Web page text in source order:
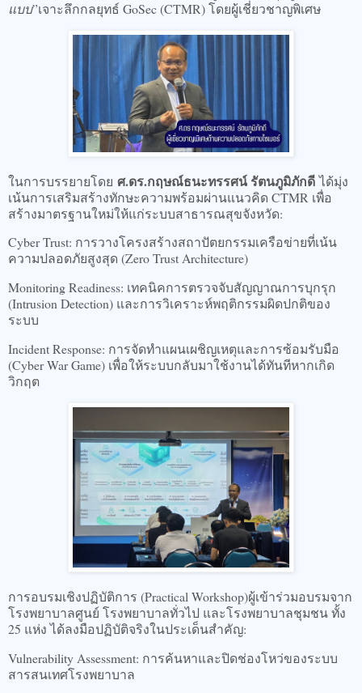
แบบ”เจาะลึกกลยุทธ์ GoSec (CTMR) โดยผู้เชี่ยวชาญพิเศษ
​ในการบรรยายโดย ศ.ดร.กฤษณ์ธนะทรรศน์ รัตนภูมิภักดีได้มุ่ง
เน้นการเสริมสร้างทักษะความพร้อมผ่านแนวคิด CTMR เพื่อ
สร้างมาตรฐานใหม่ให้แก่ระบบสาธารณสุขจังหวัด:
​Cyber Trust: การวางโครงสร้างสถาปัตยกรรมเครือข่ายที่เน้น
ความปลอดภัยสูงสุด (Zero Trust Architecture)
​Monitoring Readiness: เทคนิคการตรวจจับสัญญาณการบุกรุก
(Intrusion Detection) และการวิเคราะห์พฤติกรรมผิดปกติของ
ระบบ
​Incident Response: การจัดทำแผนเผชิญเหตุและการซ้อมรับมือ
(Cyber War Game) เพื่อให้ระบบกลับมาใช้งานได้ทันทีหากเกิด
วิกฤต
​การอบรมเชิงปฏิบัติการ (Practical Workshop)ผู้เข้าร่วมอบรมจาก
โรงพยาบาลศูนย์ โรงพยาบาลทั่วไป และโรงพยาบาลชุมชน ทั้ง
25 แห่ง ได้ลงมือปฏิบัติจริงในประเด็นสำคัญ:
​Vulnerability Assessment: การค้นหาและปิดช่องโหว่ของระบบ
สารสนเทศโรงพยาบาล